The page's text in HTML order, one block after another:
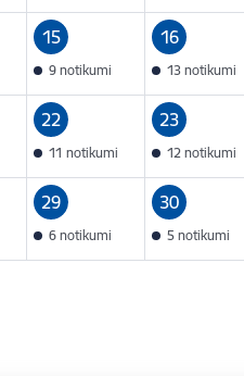
15
9 notikumi
16
13 notikumi
22
11 notikumi
23
12 notikumi
29
6 notikumi
30
5 notikumi